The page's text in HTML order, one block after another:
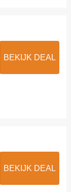
BEKIJK DEAL
BEKIJK DEAL